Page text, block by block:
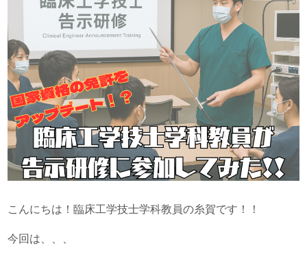
こんにちは！臨床工学技士学科教員の糸賀です！！
今回は、、、